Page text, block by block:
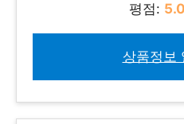
평점: 5.0
상품정보